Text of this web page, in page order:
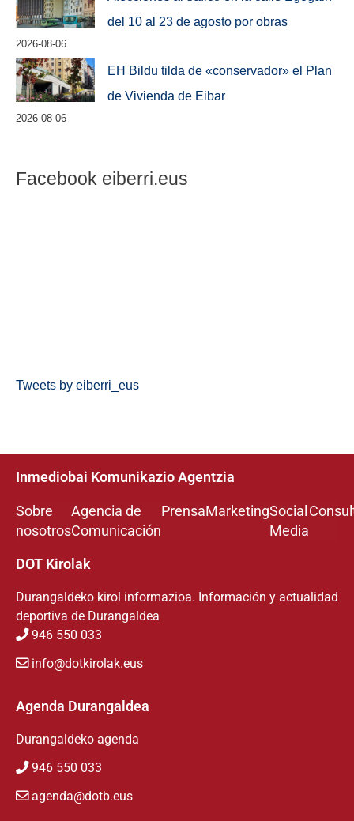
del 10 al 23 de agosto por obras
2026-08-06
EH Bildu tilda de «conservador» el Plan
de Vivienda de Eibar
2026-08-06
Facebook eiberri.eus
Tweets by eiberri_eus
Inmediobai Komunikazio Agentzia
Sobre
nosotros
Agencia de
Comunicación
PrensaMarketingSocial
Media
DOT Kirolak
Durangaldeko kirol informazioa. Información y actualidad
deportiva de Durangaldea
946 550 033
info@dotkirolak.eus
Agenda Durangaldea
Durangaldeko agenda
946 550 033
agenda@dotb.eus